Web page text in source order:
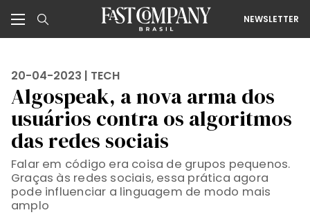
NEWSLETTER
20-04-2023 | TECH
Algospeak, a nova arma dos
usuários contra os algoritmos
das redes sociais
Falar em código era coisa de grupos pequenos.
Graças às redes sociais, essa prática agora
pode influenciar a linguagem de modo mais
amplo